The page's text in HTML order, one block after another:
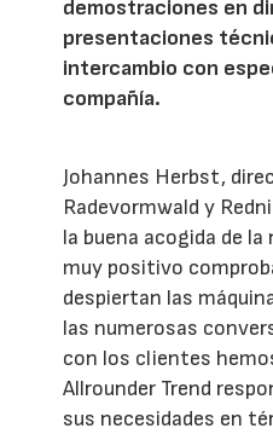
demostraciones en
presentaciones
intercambio con
compañía.
Johannes Herbst,
Radevormwald y
la buena acogida de la
muy positivo
despiertan las
las numerosas
con los clientes
Allrounder Trend
sus necesidades en